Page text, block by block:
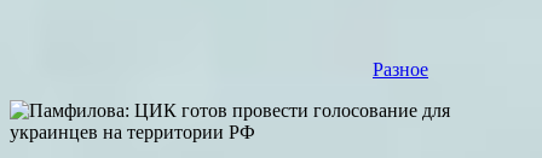
Разное